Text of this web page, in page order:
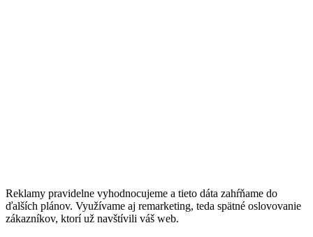
Reklamy pravidelne vyhodnocujeme a tieto dáta zahŕňame do
ďalších plánov. Využívame aj remarketing, teda spätné oslovovanie
zákazníkov, ktorí už navštívili váš web.